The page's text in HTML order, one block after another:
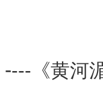
----《黄河